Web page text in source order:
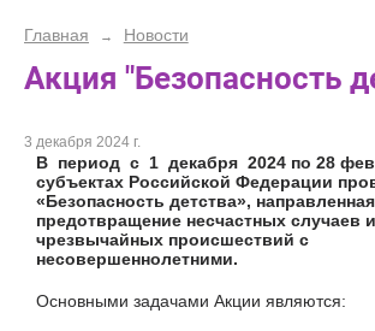
Главная → Новости
Акция "Безопасность
3 декабря 2024 г.
В период с 1 декабря 2024 по 28
субъектах Российской Федерации
«Безопасность детства»,
предотвращение несчастных случаев и
чрезвычайных происшествий с
несовершеннолетними.
Основными задачами Акции являются: